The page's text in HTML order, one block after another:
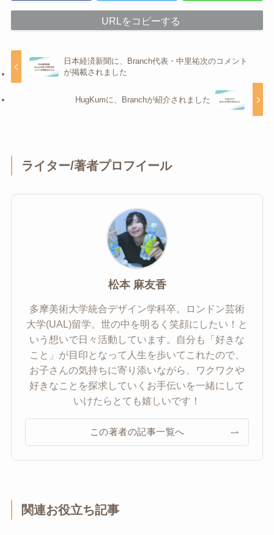
URLをコピーする
日本経済新聞に、Branch代表・中里祐次のコメント
が掲載されました
HugKumに、Branchが紹介されました
ライター/著者プロフイール
松本 麻友香
多摩美術大学統合デザイン学科卒。ロンドン芸術
大学(UAL)留学。世の中を明るく笑顔にしたい！と
いう想いで日々活動しています。自分も「好きな
こと」が目印となって人生を歩いてこれたので、
お子さんの気持ちに寄り添いながら、ワクワクや
好きなことを探求していくお手伝いを一緒にして
いけたらとても嬉しいです！
この著者の記事一覧へ
関連お役立ち記事